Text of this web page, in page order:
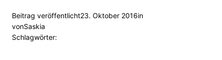
Beitrag veröffentlicht23. Oktober 2016in
vonSaskia
Schlagwörter: